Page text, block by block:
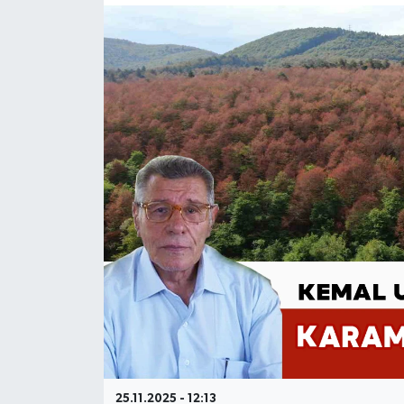
25.11.2025 - 12:13